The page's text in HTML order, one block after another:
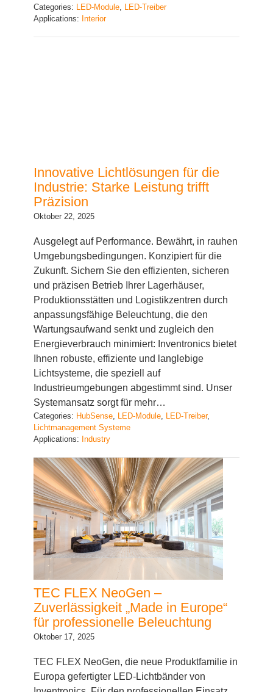
Industrie: Starke Leistung trifft
Präzision
Oktober 22, 2025
Ausgelegt auf Performance. Bewährt, in rauhen
Umgebungsbedingungen. Konzipiert für die
Zukunft. Sichern Sie den effizienten, sicheren
und präzisen Betrieb Ihrer Lagerhäuser,
Produktionsstätten und Logistikzentren durch
anpassungsfähige Beleuchtung, die den
Wartungsaufwand senkt und zugleich den
Energieverbrauch minimiert: Inventronics bietet
Ihnen robuste, effiziente und langlebige
Lichtsysteme, die speziell auf
Industrieumgebungen abgestimmt sind. Unser
Systemansatz sorgt für mehr…
HubSense, LED-Module
Lichtmanagement Systeme
Applications:Industry
TEC FLEX NeoGen –
Zuverlässigkeit „Made in Europe“
für professionelle Beleuchtung
Oktober 17, 2025
TEC FLEX NeoGen, die neue Produktfamilie in
Europa gefertigter LED-Lichtbänder von
Inventronics. Für den professionellen Einsatz
konzipiert, überzeugen sowohl die Typenreihen